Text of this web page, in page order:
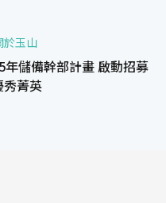
於玉山
備幹部計畫 啟動招募
秀菁英